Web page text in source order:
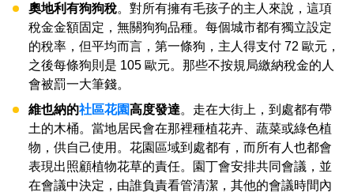
奧地利有狗狗稅。對所有擁有毛孩子的主人來說，這項
稅金金額固定，無關狗狗品種。每個城市都有獨立設定
的稅率，但平均而言，第一條狗，主人得支付 72 歐元，
之後每條狗則是 105 歐元。那些不按規局繳納稅金的人
會被罰一大筆錢。
維也納的社區花園高度發達。走在大街上，到處都有帶
土的木桶。當地居民會在那裡種植花卉、蔬菜或綠色植
物，供自己使用。花園區域到處都有，而所有人也都會
表現出照顧植物花草的責任。園丁會安排共同會議，並
在會議中決定，由誰負責看管清潔，其他的會議時間內